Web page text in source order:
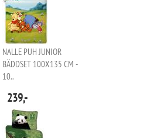
NALLE PUH JUNIOR
BÄDDSET 100X135 CM -
10..
239,-